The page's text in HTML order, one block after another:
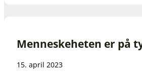
Menneskeheten er på
15. april 2023